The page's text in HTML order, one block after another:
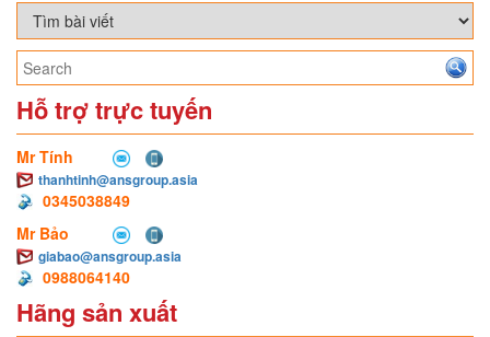
Hỗ trợ trực tuyến
Mr Tính
thanhtinh@ansgroup.asia
0345038849
Mr Bảo
giabao@ansgroup.asia
0988064140
Hãng sản xuất